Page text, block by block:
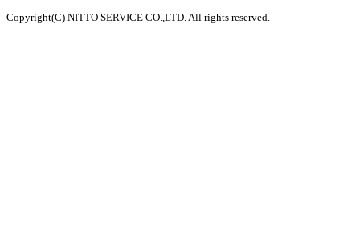
Copyright(C) NITTO SERVICE CO.,LTD. All rights reserved.